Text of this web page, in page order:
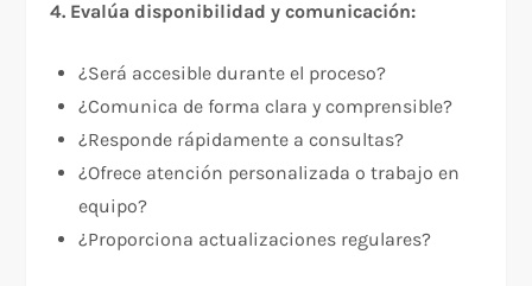
4. Evalúa disponibilidad y comunicación:
¿Será accesible durante el proceso?
¿Comunica de forma clara y comprensible?
¿Responde rápidamente a consultas?
¿Ofrece atención personalizada o trabajo en
equipo?
¿Proporciona actualizaciones regulares?